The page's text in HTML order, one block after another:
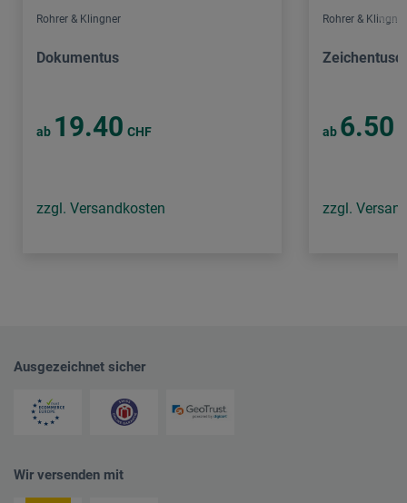
Rohrer & Klingner
Dokumentus
ab 19.40 CHF
zzgl. Versandkosten
Rohrer & Klingner
ab 6.50
zzgl.
Ausgezeichnet sicher
Wir versenden mit